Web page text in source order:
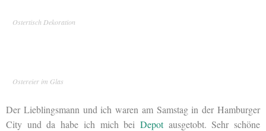
Ostertisch Dekoration
Ostereier im Glas
Der Lieblingsmann und ich waren am Samstag in der Hamburger
City und da habe ich mich bei Depot ausgetobt. Sehr schöne